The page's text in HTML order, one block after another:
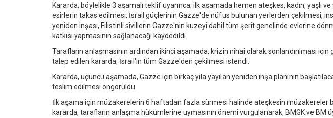
Kararda, böylelikle 3 aşamalı teklif uyarınca; ilk aşamada hemen ateşkes, kadın, yaşlı ve
esirlerin takas edilmesi, İsrail güçlerinin Gazze'de nüfus bulunan yerlerden çekilmesi,
yeniden inşası, Filistinli sivillerin Gazze'nin kuzeyi dahil tüm şerit genelinde evlerine
katkısı yapmasının sağlanacağı kaydedildi.
Tarafların anlaşmasının ardından ikinci aşamada, krizin nihai olarak sonlandırılması
talep edilen kararda, İsrail'in tüm Gazze'den çekilmesi istendi.
Kararda, üçüncü aşamada, Gazze için birkaç yıla yayılan yeniden inşa planının
teslim edilmesi öngörüldü.
İlk aşama için müzakerelerin 6 haftadan fazla sürmesi halinde ateşkesin müzakereler
kararda, tarafların anlaşma hükümlerine uymasının önemi vurgulanarak, BMGK ve BM